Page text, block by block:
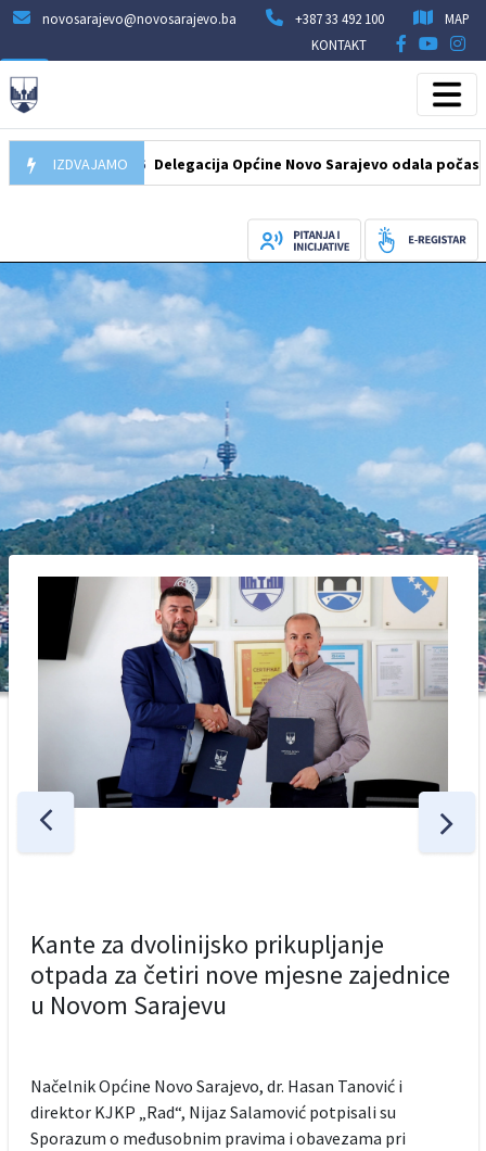
novosarajevo@novosarajevo.ba +387 33 492 100
MAP
KONTAKT
IZDVAJAMO
07.08.2026 Delegacija Općine Novo Sarajevo odala počast
Kante za dvolinijsko prikupljanje
otpada za četiri nove mjesne zajednice
u Novom Sarajevu
Načelnik Općine Novo Sarajevo, dr. Hasan Tanović i
direktor KJKP „Rad“, Nijaz Salamović potpisali su
Sporazum o međusobnim pravima i obavezama pri